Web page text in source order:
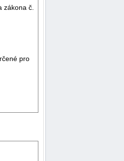
zákona č.
pro